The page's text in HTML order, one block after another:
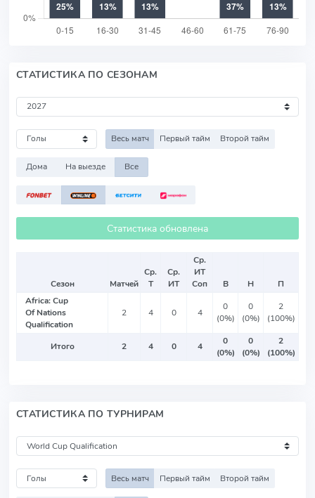
СТАТИСТИКА ПО СЕЗОНАМ
Весь матч Первый тайм Второй тайм
Дома На выезде Все
Статистика обновлена
Сезон Матчей
Ср.
Т
Ср.
ИТ
Ср.
ИТ
Соп
В Н
П
Africa: Cup
Of Nations
Qualification
2 4 0 4
0
(0%)
0
(0%)
2
(100%)
Итого 2 4 0 4
0
(0%)
0
(0%)
2
(100%)
СТАТИСТИКА ПО ТУРНИРАМ
Весь матч Первый тайм Второй тайм